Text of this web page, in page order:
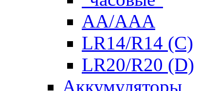
AA/AAA
LR14/R14 (C)
LR20/R20 (D)
Аккумуляторы